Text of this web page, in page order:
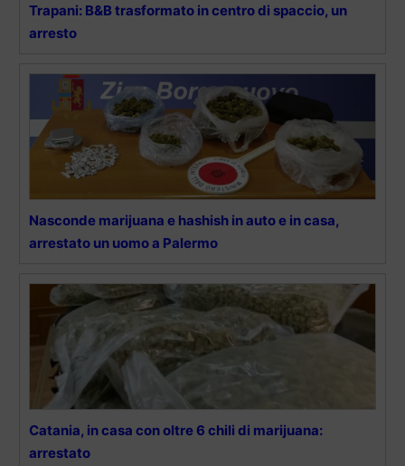
Trapani: B&B trasformato in centro di spaccio, un
arresto
Nasconde marijuana e hashish in auto e in casa,
arrestato un uomo a Palermo
Catania, in casa con oltre 6 chili di marijuana:
arrestato